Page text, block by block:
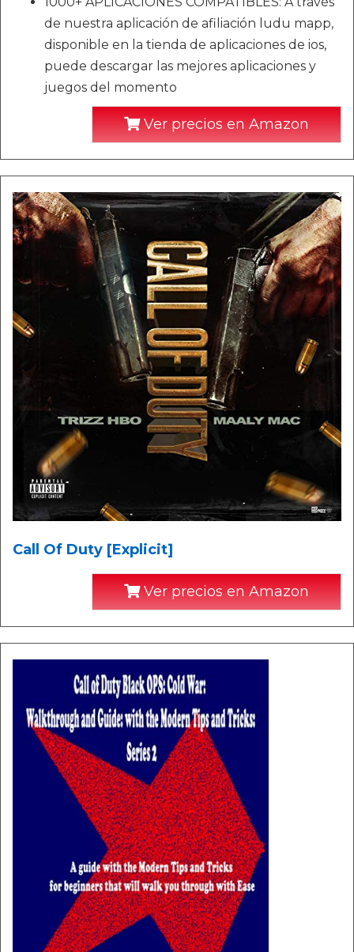
de nuestra aplicación de afiliación ludu mapp,
disponible en la tienda de aplicaciones de ios,
puede descargar las mejores aplicaciones y
juegos del momento
Ver precios en Amazon
Call Of Duty [Explicit]
Ver precios en Amazon